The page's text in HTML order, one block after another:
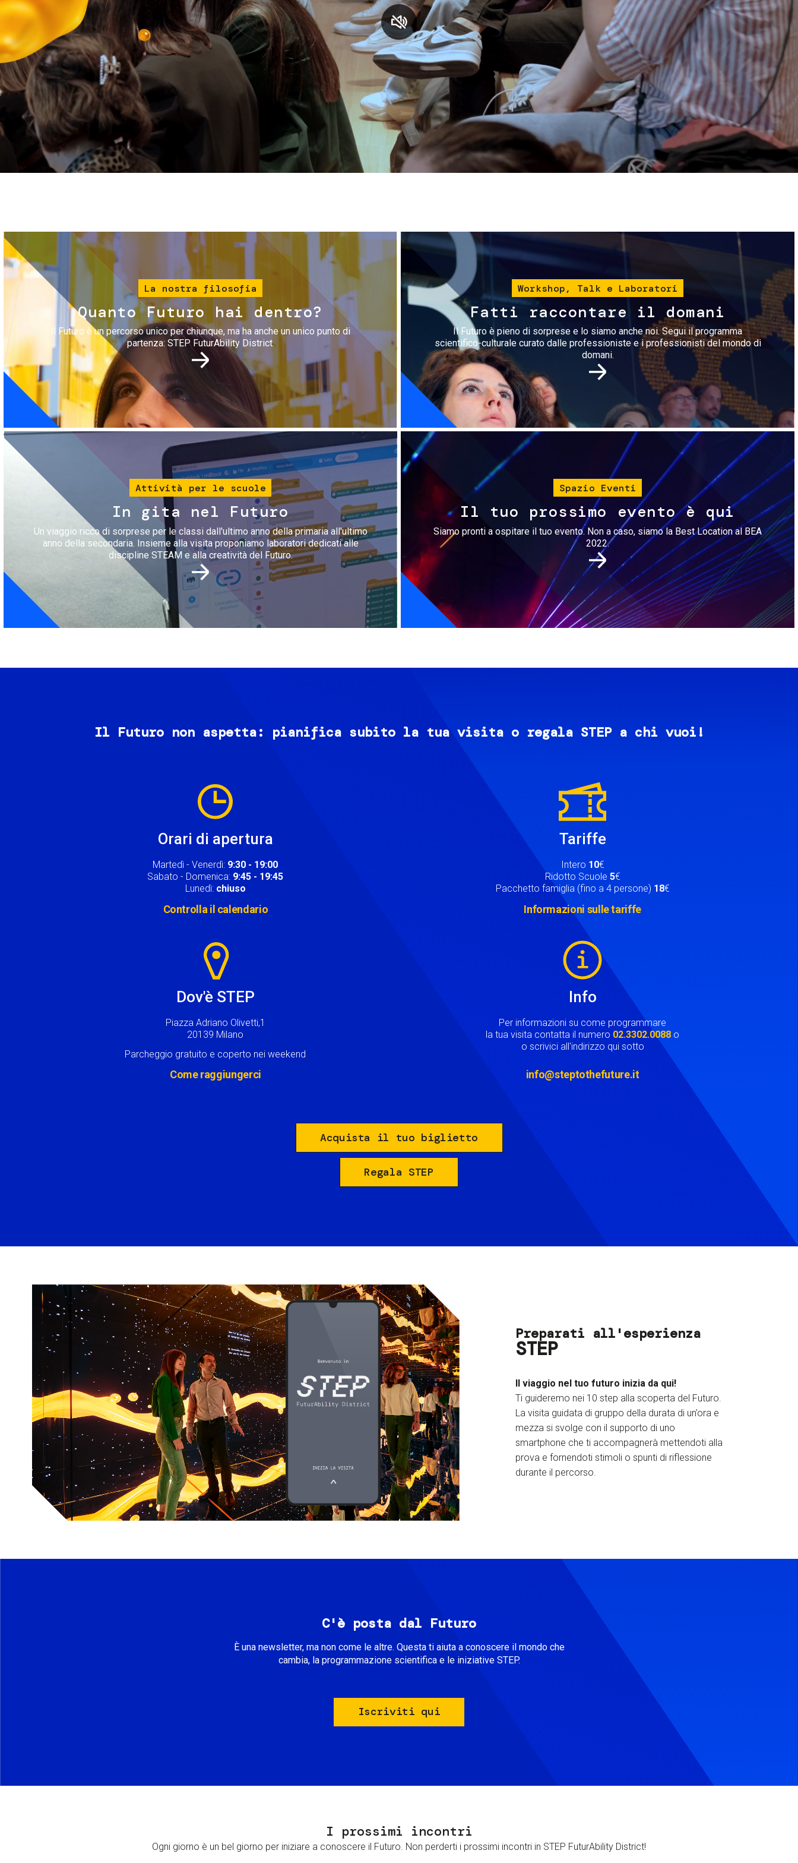
Servizi e accessibilità
Contatti
Biglietti
Immagine
La nostra filosofia
Quanto Futuro hai dentro?
Il Futuro è un percorso unico per chiunque, ma ha anche un unico punto di
partenza: STEP FuturAbility District.
Immagine
Workshop, Talk e Laboratori
Fatti raccontare il domani
Il Futuro è pieno di sorprese e lo siamo anche noi. Segui il programma
scientifico-culturale curato dalle professioniste e i professionisti del mondo di
domani.
Immagine
Attività per le scuole
In gita nel Futuro
Un viaggio ricco di sorprese per le classi dall'ultimo anno della primaria all'ultimo
anno della secondaria. Insieme alla visita proponiamo laboratori dedicati alle
discipline STEAM e alla creatività del Futuro.
Immagine
Spazio Eventi
Il tuo prossimo evento è qui
Siamo pronti a ospitare il tuo evento. Non a caso, siamo la Best Location al BEA
2022.
Il Futuro non aspetta: pianifica subito la tua visita o regala STEP a chi vuoi!
Orari di apertura
Martedì - Venerdì: 9:30 - 19:00
Sabato - Domenica: 9:45 - 19:45
Lunedì: chiuso
Controlla il calendario
Tariffe
Intero 10€
Ridotto Scuole 5€
Pacchetto famiglia (fino a 4 persone) 18€
Informazioni sulle tariffe
Dov'è STEP
Piazza Adriano Olivetti,1
20139 Milano
Parcheggio gratuito e coperto nei weekend
Come raggiungerci
Info
Per informazioni su come programmare
la tua visita contatta il numero 02.3302.0088 o
o scrivici all'indirizzo qui sotto
info@steptothefuture.it
Acquista il tuo biglietto
Regala STEP
Preparati all'esperienza
STEP
Il viaggio nel tuo futuro inizia da qui!
Ti guideremo nei 10 step alla scoperta del Futuro.
La visita guidata di gruppo della durata di un’ora e
mezza si svolge con il supporto di uno
smartphone che ti accompagnerà mettendoti alla
prova e fornendoti stimoli o spunti di riflessione
durante il percorso.
C'è posta dal Futuro
È una newsletter, ma non come le altre. Questa ti aiuta a conoscere il mondo che
cambia, la programmazione scientifica e le iniziative STEP.
Iscriviti qui
I prossimi incontri
Ogni giorno è un bel giorno per iniziare a conoscere il Futuro. Non perderti i prossimi incontri in STEP FuturAbility District!